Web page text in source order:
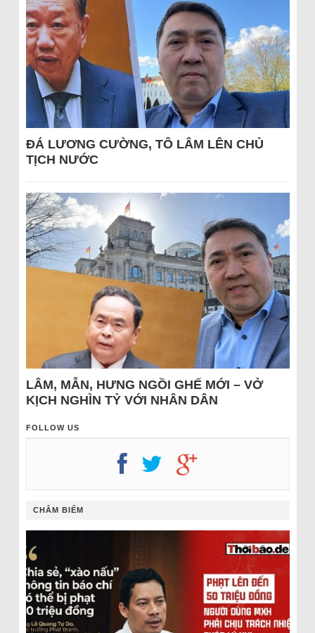
ĐÁ LƯƠNG CƯỜNG, TÔ LÂM LÊN CHỦ
TỊCH NƯỚC
LÂM, MẪN, HƯNG NGỒI GHẾ MỚI – VỞ
KỊCH NGHÌN TỶ VỚI NHÂN DÂN
FOLLOW US
CHÂM BIẾM